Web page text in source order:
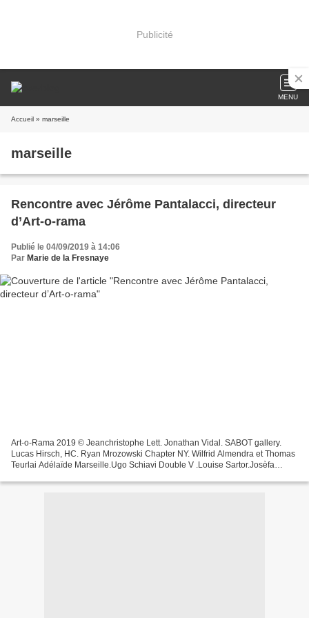
Publicité
MENU
Accueil » marseille
marseille
Rencontre avec Jérôme Pantalacci, directeur
d’Art-o-rama
Publié le 04/09/2019 à 14:06
Par Marie de la Fresnaye
Art-o-Rama 2019 © Jeanchristophe Lett. Jonathan Vidal. SABOT gallery.
Lucas Hirsch, HC. Ryan Mrozowski Chapter NY. Wilfrid Almendra et Thomas
Teurlai Adélaïde Marseille.Ugo Schiavi Double V .Louise Sartor.Josèfa